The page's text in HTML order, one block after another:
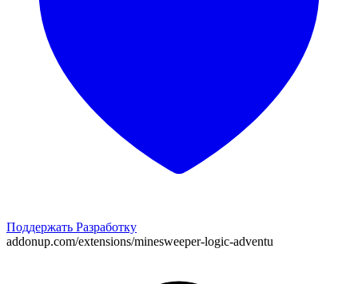
Поддержать Разработку
addonup.com/extensions/minesweeper-logic-adventu